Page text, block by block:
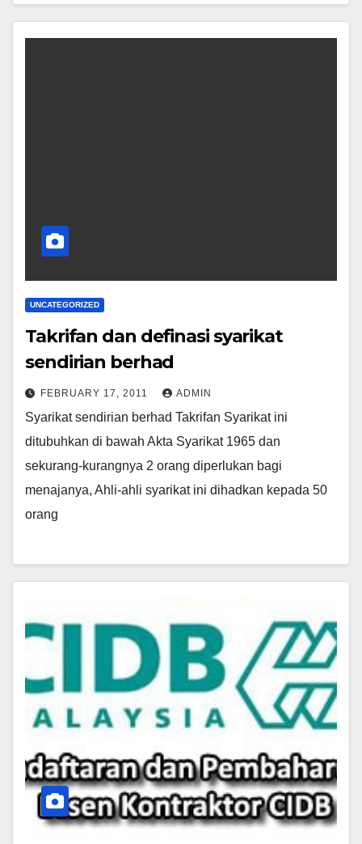
UNCATEGORIZED
Takrifan dan definasi syarikat
sendirian berhad
FEBRUARY 17, 2011 ADMIN
Syarikat sendirian berhad Takrifan Syarikat ini
ditubuhkan di bawah Akta Syarikat 1965 dan
sekurang-kurangnya 2 orang diperlukan bagi
menajanya, Ahli-ahli syarikat ini dihadkan kepada 50
orang